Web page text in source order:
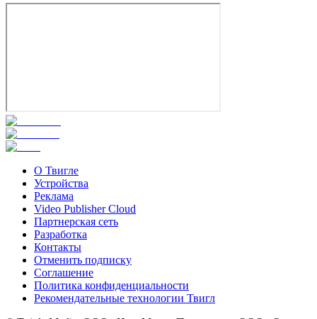
О Твигле
Устройства
Реклама
Video Publisher Cloud
Партнерская сеть
Разработка
Контакты
Отменить подписку
Соглашение
Политика конфиденциальности
Рекомендательные технологии Твигл